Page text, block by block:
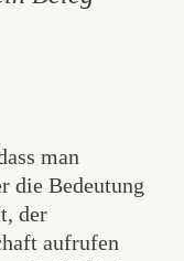
man
die Bedeutung
der
aufrufen